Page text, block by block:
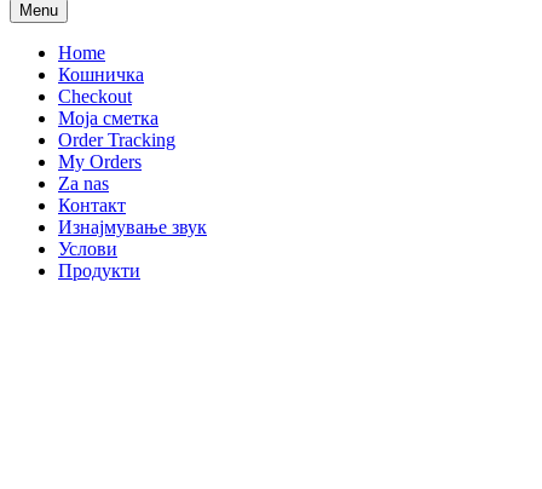
Menu
Home
Кошничка
Checkout
Моја сметка
Order Tracking
My Orders
Za nas
Контакт
Изнајмување звук
Услови
Продукти